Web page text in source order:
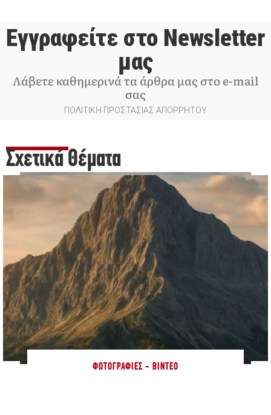
Εγγραφείτε στο Newsletter
μας
Λάβετε καθημερινά τα άρθρα μας στο e-mail
σας
ΠΟΛΙΤΙΚΗ ΠΡΟΣΤΑΣΙΑΣ ΑΠΟΡΡΗΤΟΥ
Σχετικά Θέματα
ΦΩΤΟΓΡΑΦΊΕΣ - ΒΊΝΤΕΟ